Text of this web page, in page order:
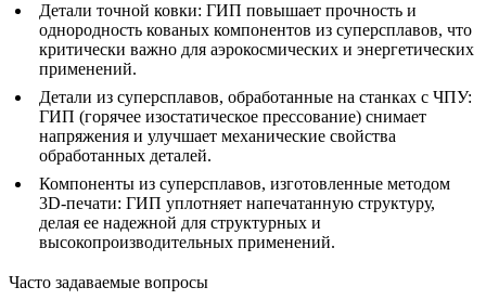
Детали точной ковки: ГИП повышает прочность и
однородность кованых компонентов из суперсплавов, что
критически важно для аэрокосмических и энергетических
применений.
Детали из суперсплавов, обработанные на станках с ЧПУ:
ГИП (горячее изостатическое прессование) снимает
напряжения и улучшает механические свойства
обработанных деталей.
Компоненты из суперсплавов, изготовленные методом
3D-печати: ГИП уплотняет напечатанную структуру,
делая ее надежной для структурных и
высокопроизводительных применений.
Часто задаваемые вопросы